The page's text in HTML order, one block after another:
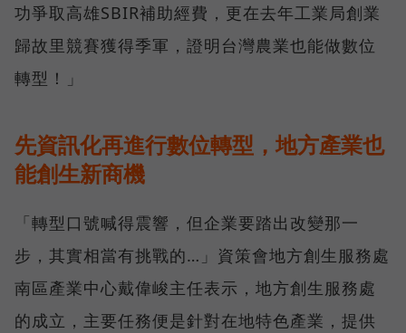
功爭取高雄SBIR補助經費，更在去年工業局創業
歸故里競賽獲得季軍，證明台灣農業也能做數位
轉型！」
先資訊化再進行數位轉型，地方產業也
能創生新商機
「轉型口號喊得震響，但企業要踏出改變那一
步，其實相當有挑戰的…」資策會地方創生服務處
南區產業中心戴偉峻主任表示，地方創生服務處
的成立，主要任務便是針對在地特色產業，提供